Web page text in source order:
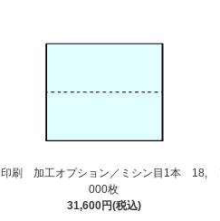
印刷 加工オプション／ミシン目1本 18,
000枚
31,600円(税込)